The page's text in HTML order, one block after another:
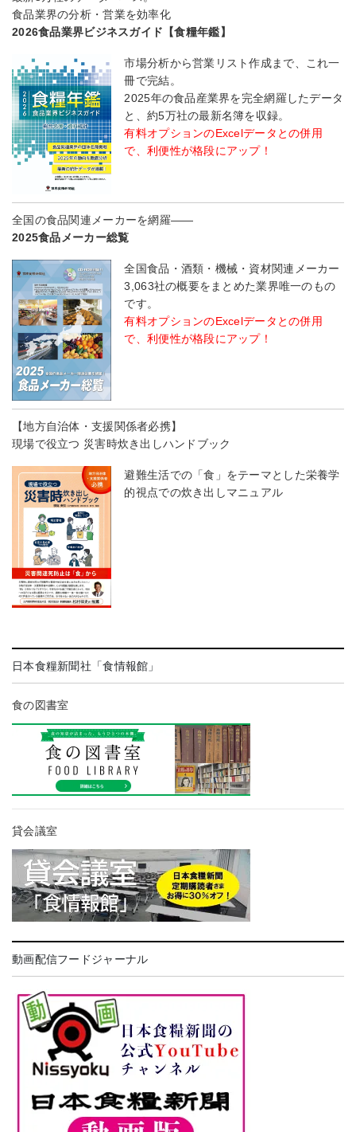
食品業界の分析・営業を効率化
2026食品業界ビジネスガイド【食糧年鑑】
市場分析から営業リスト作成まで、これ一
冊で完結。
2025年の食品産業界を完全網羅したデータ
と、約5万社の最新名簿を収録。
有料オプションのExcelデータとの併用
で、利便性が格段にアップ！
全国の食品関連メーカーを網羅――
2025食品メーカー総覧
全国食品・酒類・機械・資材関連メーカー
3,063社の概要をまとめた業界唯一のもの
です。
有料オプションのExcelデータとの併用
で、利便性が格段にアップ！
【地方自治体・支援関係者必携】
現場で役立つ 災害時炊き出しハンドブック
避難生活での「食」をテーマとした栄養学
的視点での炊き出しマニュアル
日本食糧新聞社「食情報館」
食の図書室
貸会議室
動画配信フードジャーナル